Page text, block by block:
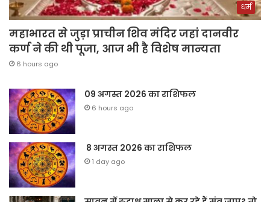
धर्म
महाभारत से जुड़ा प्राचीन शिव मंदिर जहां दानवीर
कर्ण ने की थी पूजा, आज भी है विशेष मान्यता
6 hours ago
09 अगस्त 2026 का राशिफल
6 hours ago
8 अगस्त 2026 का राशिफल
1 day ago